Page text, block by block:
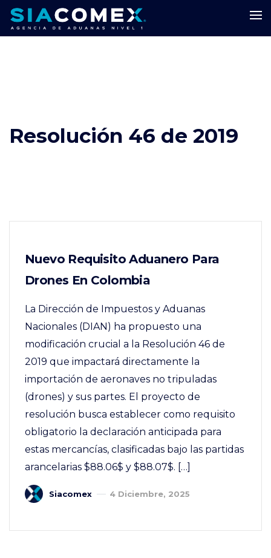
Resolución 46 de 2019
Nuevo Requisito Aduanero Para
Drones En Colombia
La Dirección de Impuestos y Aduanas
Nacionales (DIAN) ha propuesto una
modificación crucial a la Resolución 46 de
2019 que impactará directamente la
importación de aeronaves no tripuladas
(drones) y sus partes. El proyecto de
resolución busca establecer como requisito
obligatorio la declaración anticipada para
estas mercancías, clasificadas bajo las partidas
arancelarias $88.06$ y $88.07$. […]
Siacomex 4 Diciembre, 2025